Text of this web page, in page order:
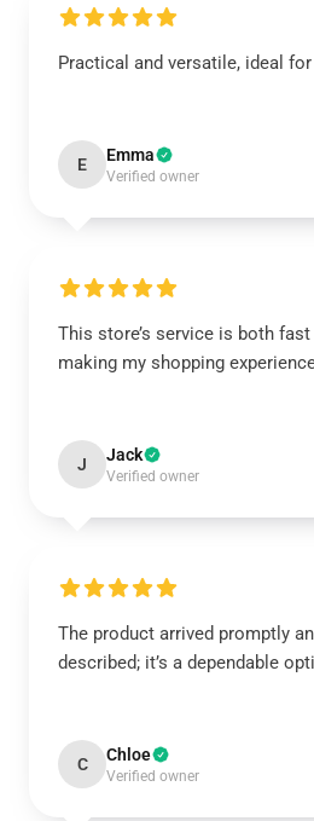
Practical and versatile, ideal for
E Emma
Verified owner
This store’s service is both fast
making my shopping
J Jack
Verified owner
The product arrived promptly
described; it’s a dependable
C Chloe
Verified owner